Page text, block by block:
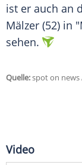
ist er auch an
Mälzer (52) in
sehen.
Quelle:spot on news
Video